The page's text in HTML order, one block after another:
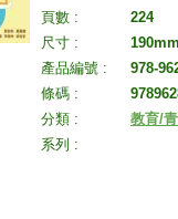
頁數 :
224
尺寸 :
產品編號 :
978-
條碼 :
分類 :
教育/
系列 :